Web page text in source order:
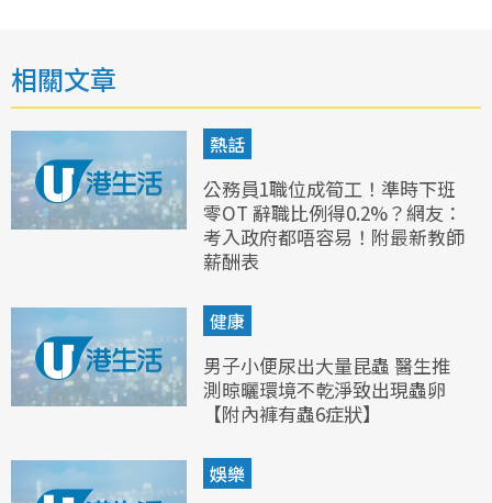
相關文章
熱話
公務員1職位成筍工！準時下班
零OT 辭職比例得0.2%？網友：
考入政府都唔容易！附最新教師
薪酬表
健康
男子小便尿出大量昆蟲 醫生推
測晾曬環境不乾淨致出現蟲卵
【附內褲有蟲6症狀】
娛樂